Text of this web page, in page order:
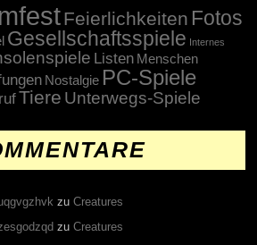
Feierlichkeiten Fotos
Gesellschaftsspiele Internes
Listen Menschen
Nostalgie PC-Spiele
Tiere Unterwegs-Spiele
zu Creatures
zu Creatures